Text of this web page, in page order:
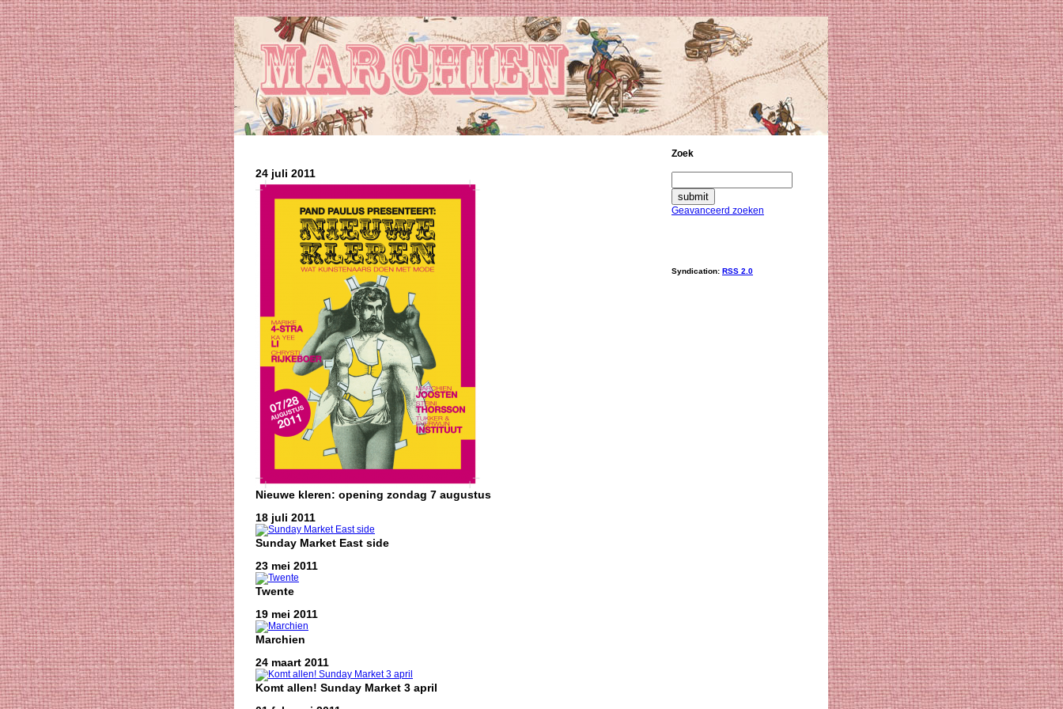
24 juli 2011
Nieuwe kleren: opening zondag 7 augustus
18 juli 2011
Sunday Market East side
23 mei 2011
Twente
19 mei 2011
Marchien
24 maart 2011
Komt allen! Sunday Market 3 april
Zoek
Geavanceerd zoeken
Syndication: RSS 2.0